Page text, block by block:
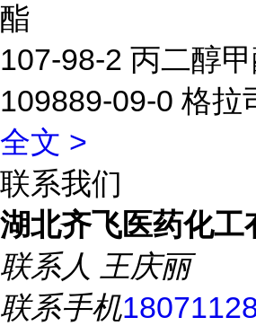
酯
107-98-2 丙二醇
109889-09-0 格拉
全文 >
联系我们
湖北齐飞医药化工
联系人 王庆丽
联系手机